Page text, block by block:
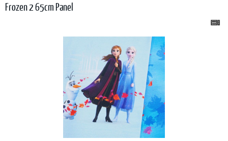
Frozen 2 65cm Panel